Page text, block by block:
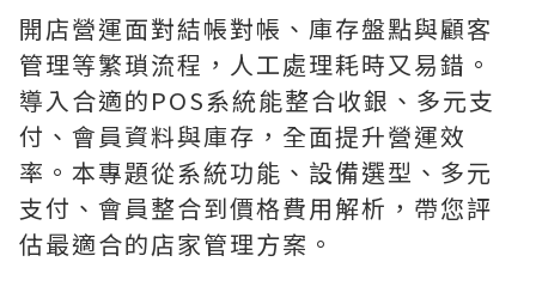
開店營運面對結帳對帳、庫存盤點與顧客
管理等繁瑣流程，人工處理耗時又易錯。
導入合適的POS系統能整合收銀、多元支
付、會員資料與庫存，全面提升營運效
率。本專題從系統功能、設備選型、多元
支付、會員整合到價格費用解析，帶您評
估最適合的店家管理方案。